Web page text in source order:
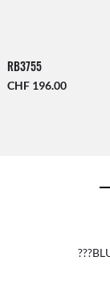
RB3755
CHF 196.00